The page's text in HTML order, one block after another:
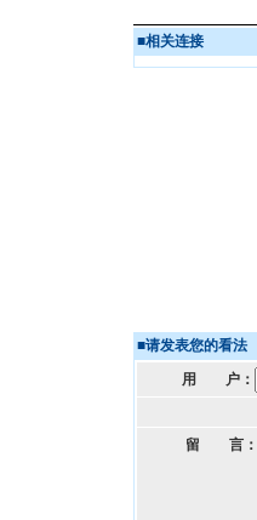
■相关连接
■请发表您的看法
用 户：
留 言：